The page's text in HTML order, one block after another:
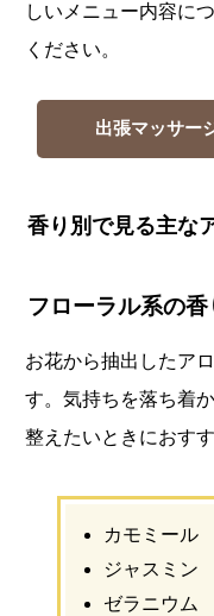
しいメニュー内容に
ください。
出張マッサー
香り別で見る主な
フローラル系の香
お花から抽出したア
す。気持ちを落ち着
整えたいときにおすす
カモミール
ジャスミン
ゼラニウム